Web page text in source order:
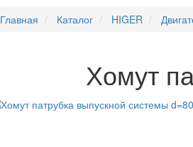
Главная
Каталог HIGER
Хомут